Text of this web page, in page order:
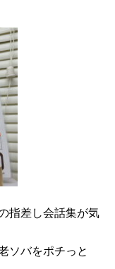
指差し会話集が気
ソバをポチっと